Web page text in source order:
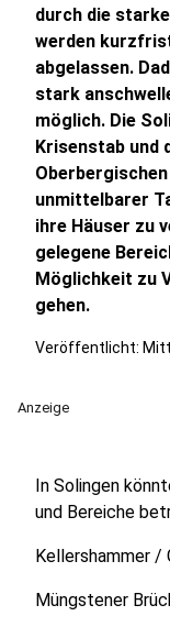
durch die
werden
abgelassen.
stark
möglich. Die
Krisenstab und
unmittelbarer
ihre Häuser zu
gelegene
Möglichkeit zu
gehen.
Veröffentlicht:
Anzeige
In Solingen
und Bereiche
Kellershammer /
Müngstener